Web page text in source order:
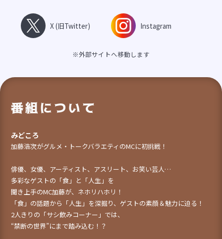
X (旧Twitter) Instagram
※外部サイトへ移動します
番組について
みどころ
加藤浩次がグルメ・トークバラエティのMCに初挑戦！
俳優、女優、アーティスト、アスリート、お笑い芸人…
多彩なゲストの「食」と「人生」を
聞き上手のMC加藤が、ネホリハホリ！
「食」の話題から「人生」を深掘り、ゲストの素顔＆魅力に迫る！
2人きりの「サシ飲みコーナー」では、
“禁断の世界”にまで踏み込む！？